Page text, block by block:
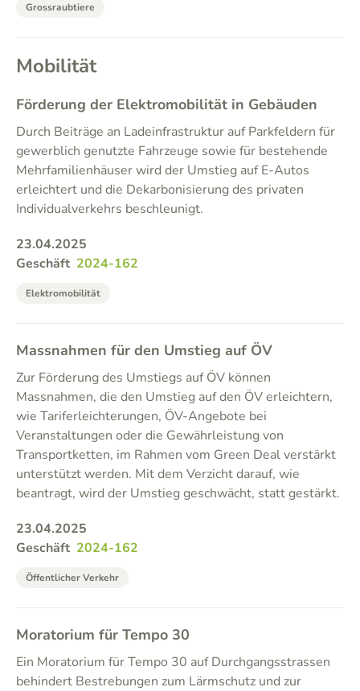
Grossraubtiere
Mobilität
Förderung der Elektromobilität in Gebäuden
Durch Beiträge an Ladeinfrastruktur auf Parkfeldern für
gewerblich genutzte Fahrzeuge sowie für bestehende
Mehrfamilienhäuser wird der Umstieg auf E-Autos
erleichtert und die Dekarbonisierung des privaten
Individualverkehrs beschleunigt.
23.04.2025
Geschäft 2024-162
Elektromobilität
Massnahmen für den Umstieg auf ÖV
Zur Förderung des Umstiegs auf ÖV können
Massnahmen, die den Umstieg auf den ÖV erleichtern,
wie Tariferleichterungen, ÖV-Angebote bei
Veranstaltungen oder die Gewährleistung von
Transportketten, im Rahmen vom Green Deal verstärkt
unterstützt werden. Mit dem Verzicht darauf, wie
beantragt, wird der Umstieg geschwächt, statt gestärkt.
23.04.2025
Geschäft 2024-162
Öffentlicher Verkehr
Moratorium für Tempo 30
Ein Moratorium für Tempo 30 auf Durchgangsstrassen
behindert Bestrebungen zum Lärmschutz und zur